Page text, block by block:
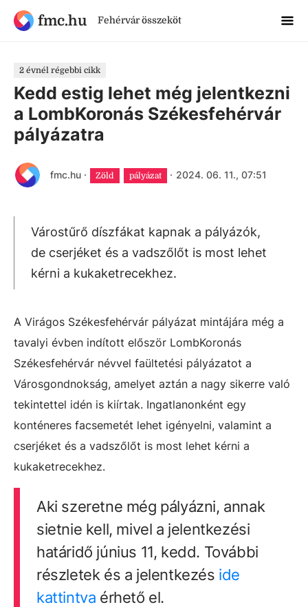
fmc.hu Fehérvár összeköt
2 évnél régebbi cikk
Kedd estig lehet még jelentkezni
a LombKoronás Székesfehérvár
pályázatra
fmc.hu · Zöld pályázat · 2024. 06. 11., 07:51
Várostűrő díszfákat kapnak a pályázók,
de cserjéket és a vadszőlőt is most lehet
kérni a kukaketrecekhez.
A Virágos Székesfehérvár pályázat mintájára még a
tavalyi évben indított először LombKoronás
Székesfehérvár névvel faültetési pályázatot a
Városgondnokság, amelyet aztán a nagy sikerre való
tekintettel idén is kiírtak. Ingatlanonként egy
konténeres facsemetét lehet igényelni, valamint a
cserjéket és a vadszőlőt is most lehet kérni a
kukaketrecekhez.
Aki szeretne még pályázni, annak
sietnie kell, mivel a jelentkezési
határidő június 11, kedd. További
részletek és a jelentkezés ide
kattintva érhető el.